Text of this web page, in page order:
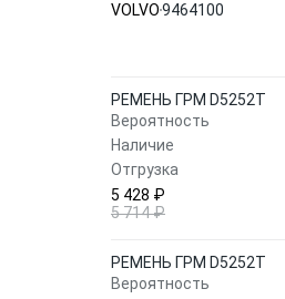
VOLVO9464100
РЕМЕНЬ ГРМ D5252T
Вероятность
Наличие
Отгрузка
5 428 ₽
5 714 ₽
РЕМЕНЬ ГРМ D5252T
Вероятность